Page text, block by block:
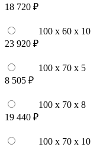
18 720 ₽
100 x 60 x 10
23 920 ₽
100 x 70 x 5
8 505 ₽
100 x 70 x 8
19 440 ₽
100 x 70 x 10